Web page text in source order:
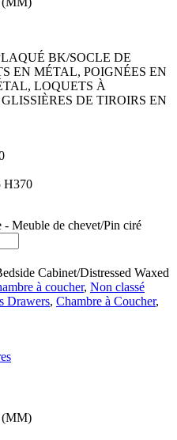
BK/SOCLE DE
EN MÉTAL, POIGNÉES EN
LOQUETS À
DE TIROIRS EN
H370
Meuble de chevet/Pin ciré
Cabinet/Distressed Waxed
à coucher, Non classé
Drawers, Chambre à Coucher,
(MM)